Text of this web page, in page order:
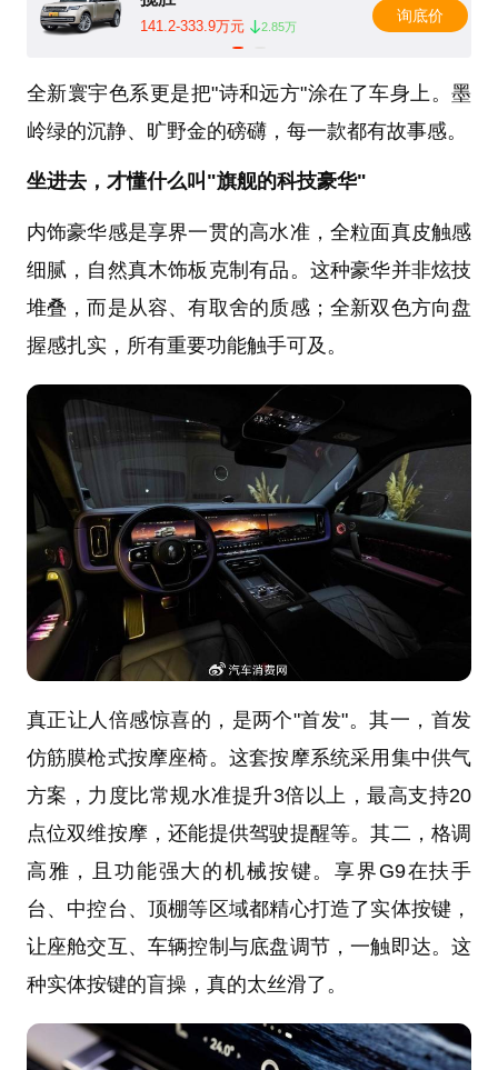
141.2-333.9万元 2.85万
询底价
全新寰宇色系更是把"诗和远方"涂在了车身上。墨
岭绿的沉静、旷野金的磅礴，每一款都有故事感。
坐进去，才懂什么叫"旗舰的科技豪华"
内饰豪华感是享界一贯的高水准，全粒面真皮触感
细腻，自然真木饰板克制有品。这种豪华并非炫技
堆叠，而是从容、有取舍的质感；全新双色方向盘
握感扎实，所有重要功能触手可及。
真正让人倍感惊喜的，是两个"首发"。其一，首发
仿筋膜枪式按摩座椅。这套按摩系统采用集中供气
方案，力度比常规水准提升3倍以上，最高支持20
点位双维按摩，还能提供驾驶提醒等。其二，格调
高雅，且功能强大的机械按键。享界G9在扶手
台、中控台、顶棚等区域都精心打造了实体按键，
让座舱交互、车辆控制与底盘调节，一触即达。这
种实体按键的盲操，真的太丝滑了。